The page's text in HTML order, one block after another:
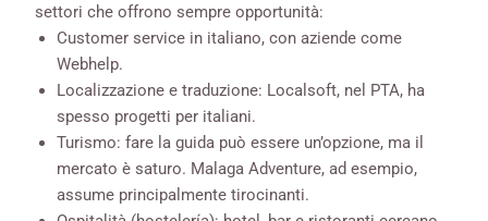
settori che offrono sempre opportunità:
Customer service in italiano, con aziende come
Webhelp.
Localizzazione e traduzione: Localsoft, nel PTA, ha
spesso progetti per italiani.
Turismo: fare la guida può essere un’opzione, ma il
mercato è saturo. Malaga Adventure, ad esempio,
assume principalmente tirocinanti.